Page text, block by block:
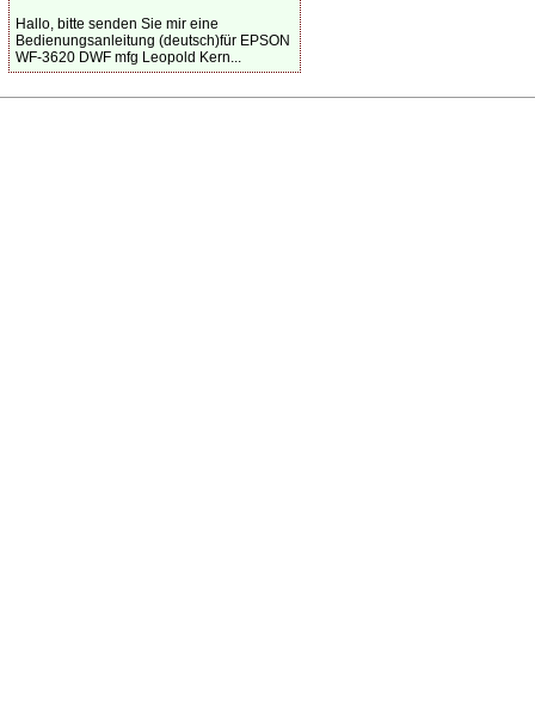
Hallo, bitte senden Sie mir eine
Bedienungsanleitung (deutsch)für EPSON
WF-3620 DWF mfg Leopold Kern...